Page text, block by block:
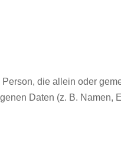
die allein oder
Daten (z. B. Namen,